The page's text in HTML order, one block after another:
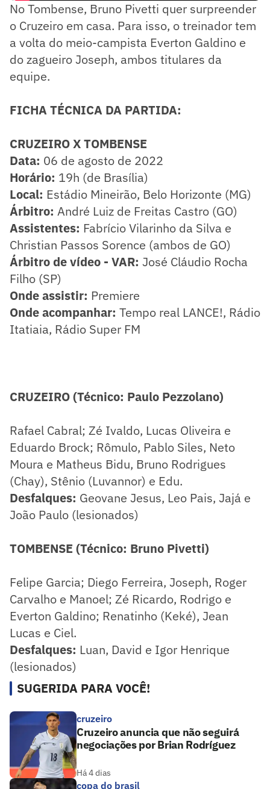
No Tombense, Bruno Pivetti quer surpreender
o Cruzeiro em casa. Para isso, o treinador tem
a volta do meio-campista Everton Galdino e
do zagueiro Joseph, ambos titulares da
equipe.
FICHA TÉCNICA DA PARTIDA:
CRUZEIRO X TOMBENSE
Data: 06 de agosto de 2022
Horário: 19h (de Brasília)
Local: Estádio Mineirão, Belo Horizonte (MG)
Árbitro: André Luiz de Freitas Castro (GO)
Assistentes: Fabrício Vilarinho da Silva e
Christian Passos Sorence (ambos de GO)
Árbitro de vídeo - VAR: José Cláudio Rocha
Filho (SP)
Onde assistir: Premiere
Onde acompanhar: Tempo real LANCE!, Rádio
Itatiaia, Rádio Super FM
CRUZEIRO (Técnico: Paulo Pezzolano)
Rafael Cabral; Zé Ivaldo, Lucas Oliveira e
Eduardo Brock; Rômulo, Pablo Siles, Neto
Moura e Matheus Bidu, Bruno Rodrigues
(Chay), Stênio (Luvannor) e Edu.
Desfalques: Geovane Jesus, Leo Pais, Jajá e
João Paulo (lesionados)
TOMBENSE (Técnico: Bruno Pivetti)
Felipe Garcia; Diego Ferreira, Joseph, Roger
Carvalho e Manoel; Zé Ricardo, Rodrigo e
Everton Galdino; Renatinho (Keké), Jean
Lucas e Ciel.
Desfalques: Luan, David e Igor Henrique
(lesionados)
SUGERIDA PARA VOCÊ!
cruzeiro
Cruzeiro anuncia que não seguirá
negociações por Brian Rodríguez
Há 4 dias
copa do brasil